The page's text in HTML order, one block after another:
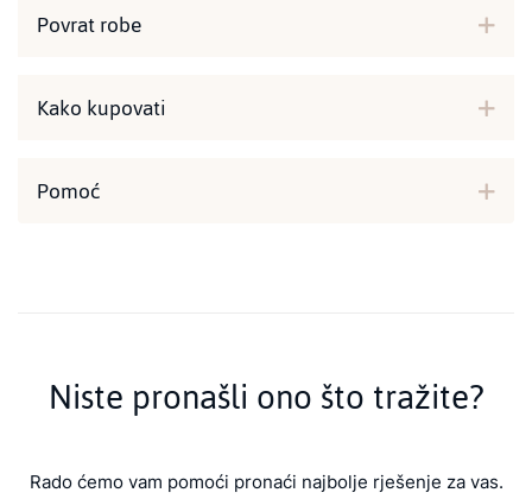
Povrat robe
Kako kupovati
Pomoć
Niste pronašli ono što tražite?
Rado ćemo vam pomoći pronaći najbolje rješenje za vas.